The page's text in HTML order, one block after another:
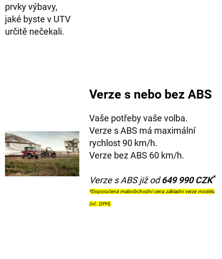
prvky výbavy,
jaké byste v UTV
určitě nečekali.
Verze s nebo bez ABS
Vaše potřeby vaše volba.
Verze s ABS má maximální
rychlost 90 km/h.
Verze bez ABS 60 km/h.
Verze s ABS již od 649 990 CZK*
*Doporučená maloobchodní cena základní verze modelu
(vč. DPH).